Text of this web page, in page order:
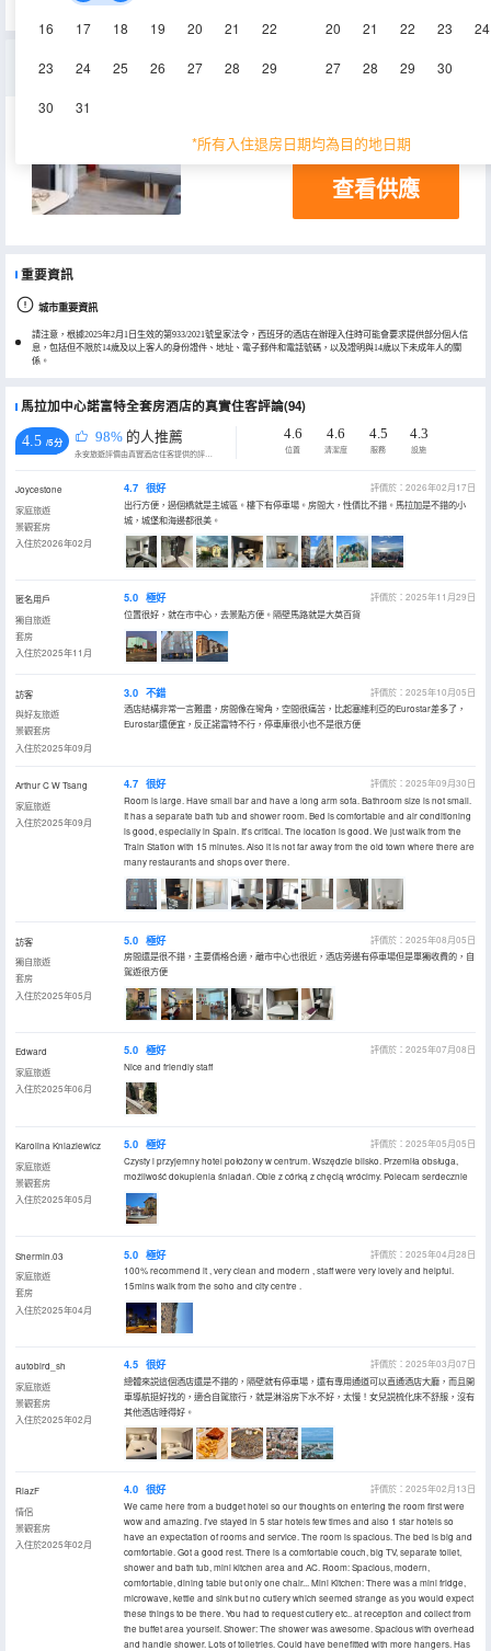
16 17 18 19 20 21 22
23 24 25 26 27 28 29
30 31
20 21 22 23 24
27 28 29 30
*所有入住退房日期均為目的地日期
套房
30㎡ 空調 冰箱
查看供應
重要資訊
城市重要資訊
請注意，根據2025年2月1日生效的第933/2021號皇家法令，西班牙的酒店在辦理入住時可能會要求提供部分個人信
息，包括但不限於14歲及以上客人的身份證件、地址、電子郵件和電話號碼，以及證明與14歲以下未成年人的關
係。
馬拉加中心諾富特全套房酒店的真實住客評論(94)
4.5 /5分 98% 的人推薦
永安旅遊評價由真實酒店住客提供的評價。
4.6
位置
4.6
清潔度
4.5
服務
4.3
設施
Joycestone
家庭旅遊
景觀套房
入住於2026年02月
4.7 很好
評價於：2026年02月17日
出行方便，過個橋就是主城區。樓下有停車場。房間大，性價比不錯。馬拉加是不錯的小
城，城堡和海邊都很美。
匿名用戶
獨自旅遊
套房
入住於2025年11月
5.0 極好
評價於：2025年11月29日
位置很好，就在市中心，去景點方便。隔壁馬路就是大英百貨
訪客
與好友旅遊
景觀套房
入住於2025年09月
3.0 不錯
評價於：2025年10月05日
酒店結構非常一言難盡，房間像在彎角，空間很痛苦，比起塞維利亞的Eurostar差多了，
Eurostar還便宜，反正諾富特不行，停車庫很小也不是很方便
Arthur C W Tsang
家庭旅遊
入住於2025年09月
4.7 很好
評價於：2025年09月30日
Room is large. Have small bar and have a long arm sofa. Bathroom size is not small.
It has a separate bath tub and shower room. Bed is comfortable and air conditioning
is good, especially in Spain. It's critical. The location is good. We just walk from the
Train Station with 15 minutes. Also it is not far away from the old town where there are
many restaurants and shops over there.
訪客
獨自旅遊
套房
入住於2025年05月
5.0 極好
評價於：2025年08月05日
房間還是很不錯，主要價格合適，離市中心也很近，酒店旁邊有停車場但是單獨收費的，自
駕遊很方便
Edward
家庭旅遊
入住於2025年06月
5.0 極好
評價於：2025年07月08日
Nice and friendly staff
Karolina Kniaziewicz
家庭旅遊
景觀套房
入住於2025年05月
5.0 極好
評價於：2025年05月05日
Czysty i przyjemny hotel położony w centrum. Wszędzie blisko. Przemiła obsługa,
możliwość dokupienia śniadań. Obie z córką z chęcią wrócimy. Polecam serdecznie
Shermin.03
家庭旅遊
套房
入住於2025年04月
5.0 極好
評價於：2025年04月28日
100% recommend it , very clean and modern , staff were very lovely and helpful.
15mins walk from the soho and city centre .
autobird_sh
家庭旅遊
景觀套房
入住於2025年02月
4.5 很好
評價於：2025年03月07日
總體來説這個酒店還是不錯的，隔壁就有停車場，還有專用通道可以直通酒店大廳，而且開
車導航挺好找的，適合自駕旅行，就是淋浴房下水不好，太慢！女兒説梳化床不舒服，沒有
其他酒店睡得好。
RiazF
情侶
景觀套房
入住於2025年02月
4.0 很好
評價於：2025年02月13日
We came here from a budget hotel so our thoughts on entering the room first were
wow and amazing. I've stayed in 5 star hotels few times and also 1 star hotels so
have an expectation of rooms and service. The room is spacious. The bed is big and
comfortable. Got a good rest. There is a comfortable couch, big TV, separate toilet,
shower and bath tub, mini kitchen area and AC. Room: Spacious, modern,
comfortable, dining table but only one chair... Mini Kitchen: There was a mini fridge,
microwave, kettle and sink but no cutlery which seemed strange as you would expect
these things to be there. You had to request cutlery etc.. at reception and collect from
the buffet area yourself. Shower: The shower was awesome. Spacious with overhead
and handle shower. Lots of toiletries. Could have benefitted with more hangers. Has